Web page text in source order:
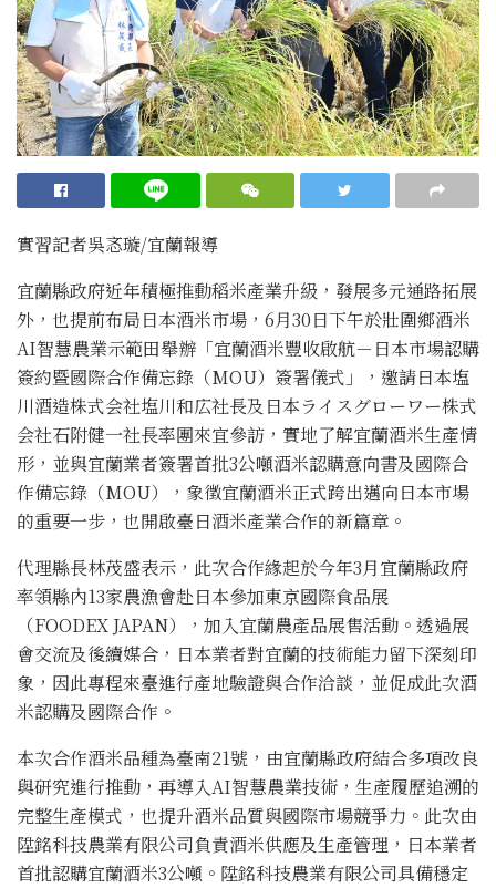
實習記者吳忞璇/宜蘭報導
宜蘭縣政府近年積極推動稻米產業升級，發展多元通路拓展
外，也提前布局日本酒米市場，6月30日下午於壯圍鄉酒米
AI智慧農業示範田舉辦「宜蘭酒米豐收啟航－日本市場認購
簽約暨國際合作備忘錄（MOU）簽署儀式」，邀請日本塩
川酒造株式会社塩川和広社長及日本ライスグローワー株式
会社石附健一社長率團來宜參訪，實地了解宜蘭酒米生產情
形，並與宜蘭業者簽署首批3公噸酒米認購意向書及國際合
作備忘錄（MOU），象徵宜蘭酒米正式跨出邁向日本市場
的重要一步，也開啟臺日酒米產業合作的新篇章。
代理縣長林茂盛表示，此次合作緣起於今年3月宜蘭縣政府
率領縣內13家農漁會赴日本參加東京國際食品展
（FOODEX JAPAN），加入宜蘭農產品展售活動。透過展
會交流及後續媒合，日本業者對宜蘭的技術能力留下深刻印
象，因此專程來臺進行產地驗證與合作洽談，並促成此次酒
米認購及國際合作。
本次合作酒米品種為臺南21號，由宜蘭縣政府結合多項改良
與研究進行推動，再導入AI智慧農業技術，生產履歷追溯的
完整生產模式，也提升酒米品質與國際市場競爭力。此次由
陞銘科技農業有限公司負責酒米供應及生產管理，日本業者
首批認購宜蘭酒米3公噸。陞銘科技農業有限公司具備穩定